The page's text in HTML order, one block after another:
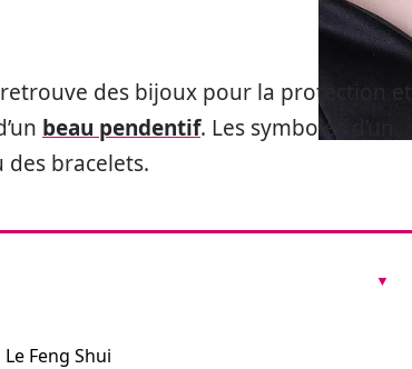
des bijoux pour la protection et
beau pendentif. Les symboles d’un
des bracelets.
Le Feng Shui